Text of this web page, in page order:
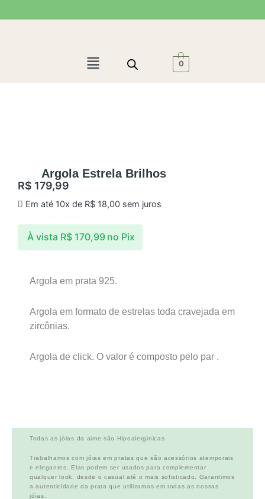
para
Menu 0
Argola Estrela Brilhos
R$ 179,99
Em até 10x de R$18,00sem juros
À vista R$170,99 no Pix
Argola em prata 925.
Argola em formato de estrelas toda cravejada em
zircônias.
Argola de click. O valor é composto pelo par .
Todas as jóias da aime são Hipoalerginicas
Trabalhamos com jóias em pratas que são acessórios atemporais
e elegantes. Elas podem ser usados para complementar
qualquer look, desde o casual até o mais sofisticado. Garantimos
a autenticidade da prata que utilizamos em todas as nossas
jóias.